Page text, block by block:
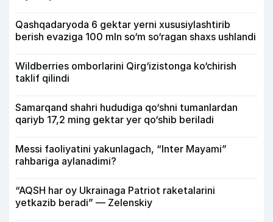
Qashqadaryoda 6 gektar yerni xususiylashtirib
berish evaziga 100 mln so‘m so‘ragan shaxs ushlandi
Wildberries omborlarini Qirg‘izistonga ko‘chirish
taklif qilindi
Samarqand shahri hududiga qo‘shni tumanlardan
qariyb 17,2 ming gektar yer qo‘shib beriladi
Messi faoliyatini yakunlagach, “Inter Mayami”
rahbariga aylanadimi?
“AQSH har oy Ukrainaga Patriot raketalarini
yetkazib beradi” — Zelenskiy